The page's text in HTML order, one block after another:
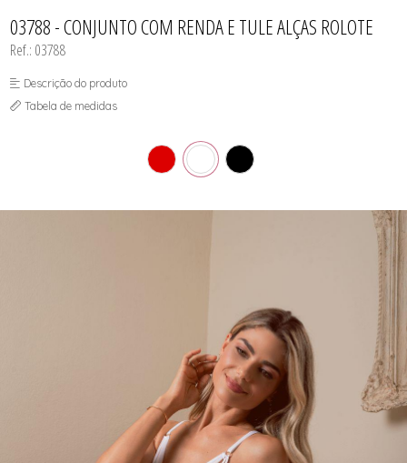
CONJUNTO
CONJUNTO BIQUÍNI
ROBE
TOP
03788 - CONJUNTO COM RENDA E TULE ALÇAS ROLOTE
Ref.: 03788
Descrição do produto
Tabela de medidas